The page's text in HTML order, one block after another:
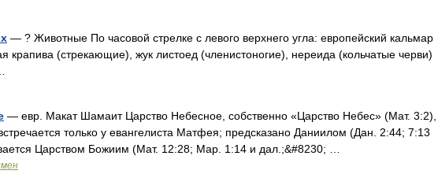
— ? Животные По часовой стрелке с левого верхнего угла: европейский кальмар
крапива (стрекающие), жук листоед (членистоногие), нереида (кольчатые черви)
— евр. Макат Шамаит Царство Небесное, собственно «Царство Небес» (Мат. 3:2),
только у евангелиста Матфея; предсказано Даниилом (Дан. 2:44; 7:13
Царством Божиим (Мат. 12:28; Map. 1:14 и дал.;&#8230; …